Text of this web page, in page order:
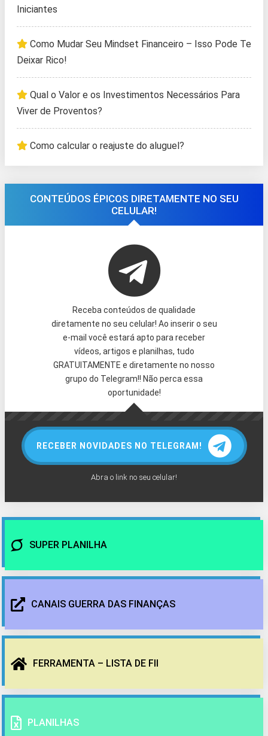
Iniciantes
Como Mudar Seu Mindset Financeiro – Isso Pode Te
Deixar Rico!
Qual o Valor e os Investimentos Necessários Para
Viver de Proventos?
Como calcular o reajuste do aluguel?
CONTEÚDOS ÉPICOS DIRETAMENTE NO SEU
CELULAR!
Receba conteúdos de qualidade
diretamente no seu celular! Ao inserir o seu
e-mail você estará apto para receber
vídeos, artigos e planilhas, tudo
GRATUITAMENTE e diretamente no nosso
grupo do Telegram!! Não perca essa
oportunidade!
RECEBER NOVIDADES NO TELEGRAM!
Abra o link no seu celular!
SUPER PLANILHA
CANAIS GUERRA DAS FINANÇAS
FERRAMENTA – LISTA DE FII
PLANILHAS